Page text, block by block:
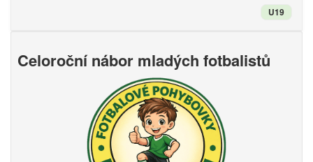
U19
Celoroční nábor mladých fotbalistů